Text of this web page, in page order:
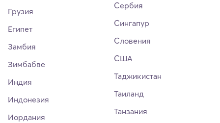
Грузия
Египет
Замбия
Зимбабве
Индия
Индонезия
Иордания
Сербия
Сингапур
Словения
США
Таджикистан
Таиланд
Танзания